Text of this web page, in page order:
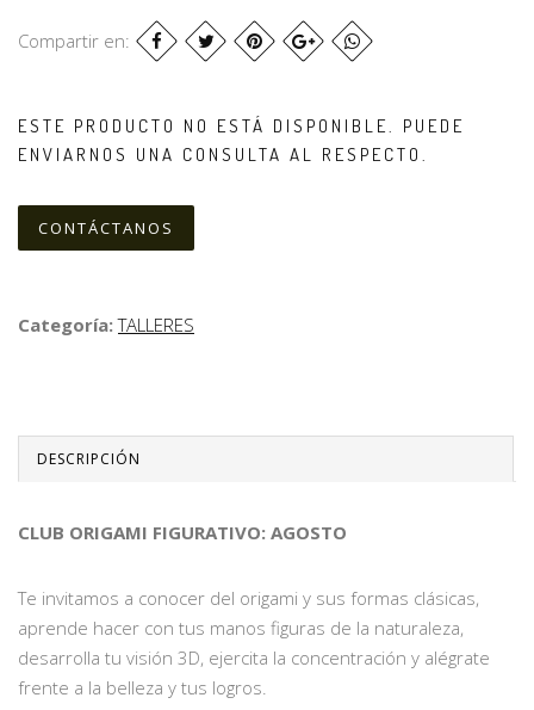
Compartir en:
ESTE PRODUCTO NO ESTÁ DISPONIBLE. PUEDE
ENVIARNOS UNA CONSULTA AL RESPECTO.
CONTÁCTANOS
Categoría:TALLERES
DESCRIPCIÓN
CLUB ORIGAMI FIGURATIVO: AGOSTO
Te invitamos a conocer del origami y sus formas clásicas,
aprende hacer con tus manos figuras de la naturaleza,
desarrolla tu visión 3D, ejercita la concentración y alégrate
frente a la belleza y tus logros.